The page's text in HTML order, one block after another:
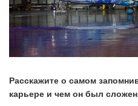
Расскажите о самом
карьере и чем он был